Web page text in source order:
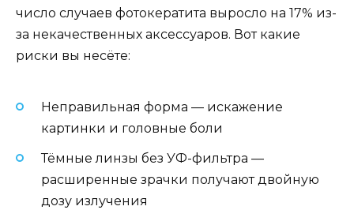
число случаев фотокератита выросло на 17% из-
за некачественных аксессуаров. Вот какие
риски вы несёте:
Неправильная форма — искажение
картинки и головные боли
Тёмные линзы без УФ-фильтра —
расширенные зрачки получают двойную
дозу излучения